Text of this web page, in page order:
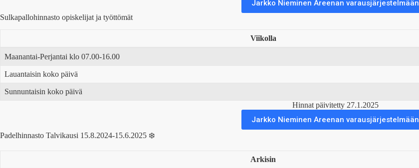
Jarkko Nieminen Areenan varausjärjestelmään
Sulkapallohinnasto opiskelijat ja työttömät
Viikolla
Maanantai-Perjantai klo 07.00-16.00
Lauantaisin koko päivä
Sunnuntaisin koko päivä
Hinnat päivitetty 27.1.2025
Jarkko Nieminen Areenan varausjärjestelmään
Padelhinnasto Talvikausi 15.8.2024-15.6.2025 ❄️
Arkisin